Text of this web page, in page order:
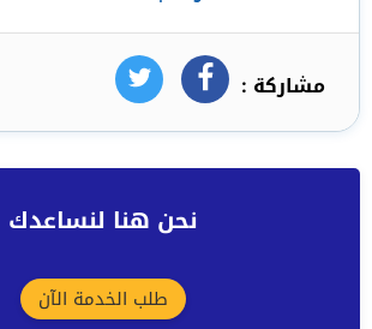
مشاركة : فيسبوكتويتر
نحن هنا لنساعدك
طلب الخدمة الآن